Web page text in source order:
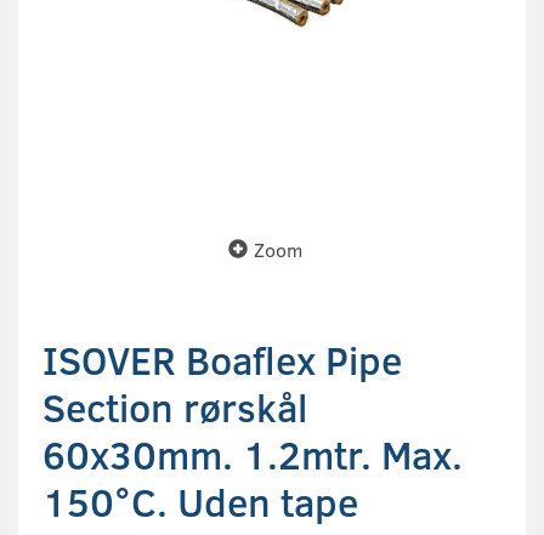
Zoom
ISOVER Boaflex Pipe
Section rørskål
60x30mm. 1.2mtr. Max.
150°C. Uden tape